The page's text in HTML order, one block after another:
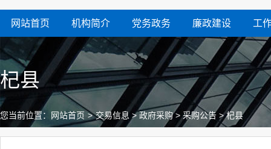
网站首页 机构简介 党务政务 廉政建设 工
杞县
您当前位置： 网站首页 > 交易信息 >政府采购>采购公告 >杞县